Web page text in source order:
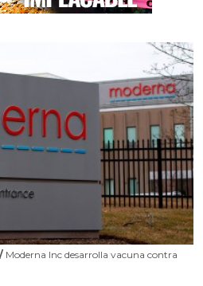
/ Moderna Inc desarrolla vacuna contra